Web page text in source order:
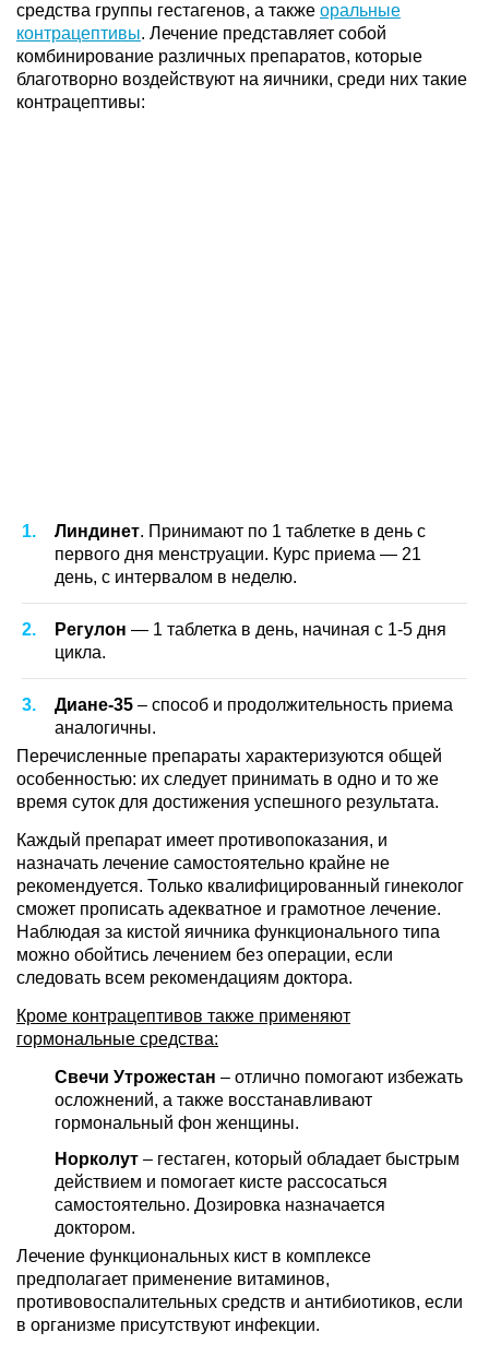
средства группы гестагенов, а также оральные
контрацептивы. Лечение представляет собой
комбинирование различных препаратов, которые
благотворно воздействуют на яичники, среди них такие
контрацептивы:
Линдинет. Принимают по 1 таблетке в день с
первого дня менструации. Курс приема — 21
день, с интервалом в неделю.
Регулон — 1 таблетка в день, начиная с 1-5 дня
цикла.
Диане-35 – способ и продолжительность приема
аналогичны.
Перечисленные препараты характеризуются общей
особенностью: их следует принимать в одно и то же
время суток для достижения успешного результата.
Каждый препарат имеет противопоказания, и
назначать лечение самостоятельно крайне не
рекомендуется. Только квалифицированный гинеколог
сможет прописать адекватное и грамотное лечение.
Наблюдая за кистой яичника функционального типа
можно обойтись лечением без операции, если
следовать всем рекомендациям доктора.
Кроме контрацептивов также применяют
гормональные средства:
Свечи Утрожестан – отлично помогают избежать
осложнений, а также восстанавливают
гормональный фон женщины.
Норколут – гестаген, который обладает быстрым
действием и помогает кисте рассосаться
самостоятельно. Дозировка назначается
доктором.
Лечение функциональных кист в комплексе
предполагает применение витаминов,
противовоспалительных средств и антибиотиков, если
в организме присутствуют инфекции.